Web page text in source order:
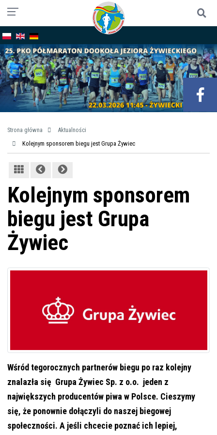
Strona główna
Aktualności
Kolejnym sponsorem biegu jest Grupa Żywiec
Kolejnym sponsorem
biegu jest Grupa
Żywiec
Wśród tegorocznych partnerów biegu po raz kolejny
znalazła się Grupa Żywiec Sp. z o.o. jeden z
największych producentów piwa w Polsce. Cieszymy
się, że ponownie dołączyli do naszej biegowej
społeczności. A jeśli chcecie poznać ich lepiej,